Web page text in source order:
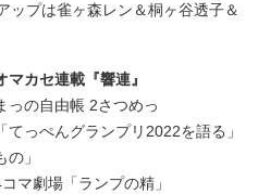
ップは雀ヶ森レン＆桐ヶ谷透子＆
カセ連載『響連』
っの自由帳 2さつめっ
てっぺんグランプリ2022を語る」
」
マ劇場「ランプの精」